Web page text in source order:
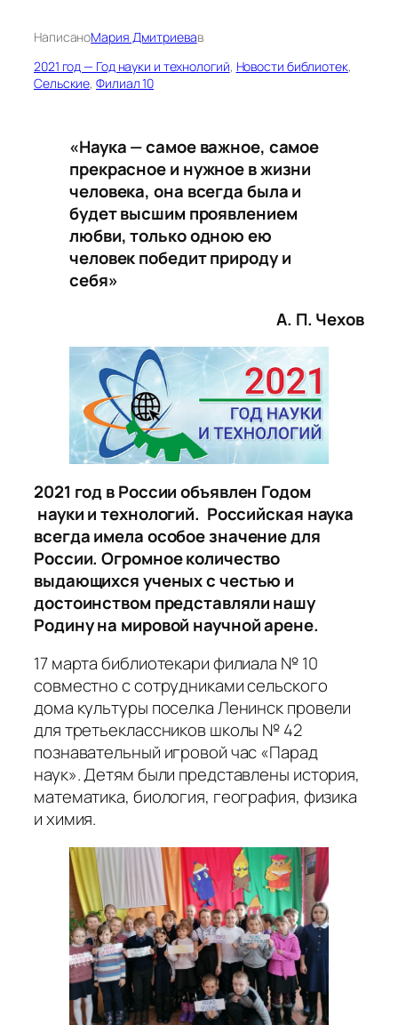
НаписаноМария Дмитриевав
2021 год — Год науки и технологий, Новости библиотек
Сельские, Филиал 10
«Наука — самое важное, самое
прекрасное и нужное в жизни
человека, она всегда была и
будет высшим проявлением
любви, только одною ею
человек победит природу и
себя»
А. П. Чехов
2021 год в России объявлен Годом
науки и технологий. Российская наука
всегда имела особое значение для
России. Огромное количество
выдающихся ученых с честью и
достоинством представляли нашу
Родину на мировой научной арене.
17 марта библиотекари филиала № 10
совместно с сотрудниками сельского
дома культуры поселка Ленинск провели
для третьеклассников школы № 42
познавательный игровой час «Парад
наук». Детям были представлены история,
математика, биология, география, физика
и химия.